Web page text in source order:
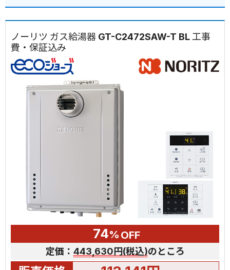
ノーリツ ガス給湯器 GT-C2472SAW-T BL 工事
費・保証込み
74% OFF
定価： 443,630円(税込)のところ